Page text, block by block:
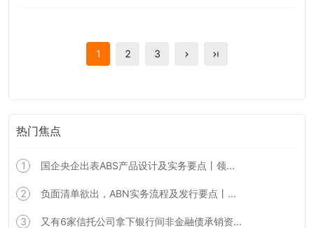
1 2 3
热门焦点
1 国企央企出表ABS产品设计及实务要点丨领...
2 负面清单欲出，ABN实务流程及发行要点丨...
3 又有6家信托公司拿下银行间非金融债承销资...